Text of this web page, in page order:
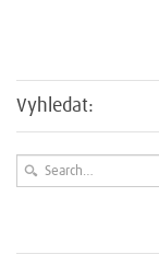
Vyhledat: